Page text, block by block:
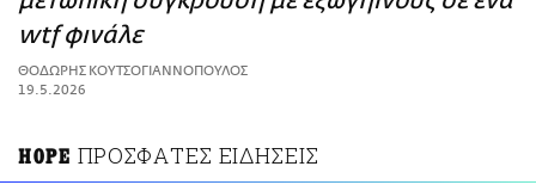
ΑΜΠΑ
PRINT
wtf φινάλε
ΘΟΔΩΡΗΣ ΚΟΥΤΣΟΓΙΑΝΝΟΠΟΥΛΟΣ
19.5.2026
HOPE ΠΡΟΣΦΑΤΕΣ ΕΙΔΗΣΕΙΣ